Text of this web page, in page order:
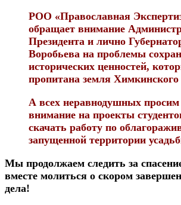
РОО «Православная
обращает внимание
Президента и лично
Воробьева на проблемы
исторических ценностей,
пропитана земля Химкинского
А всех неравнодушных просим
внимание на проекты
скачать работу по
запущенной территории
Мы продолжаем следить за
вместе молиться о скором
дела!